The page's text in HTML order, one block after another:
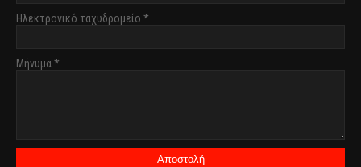
Ηλεκτρονικό ταχυδρομείο *
Μήνυμα *